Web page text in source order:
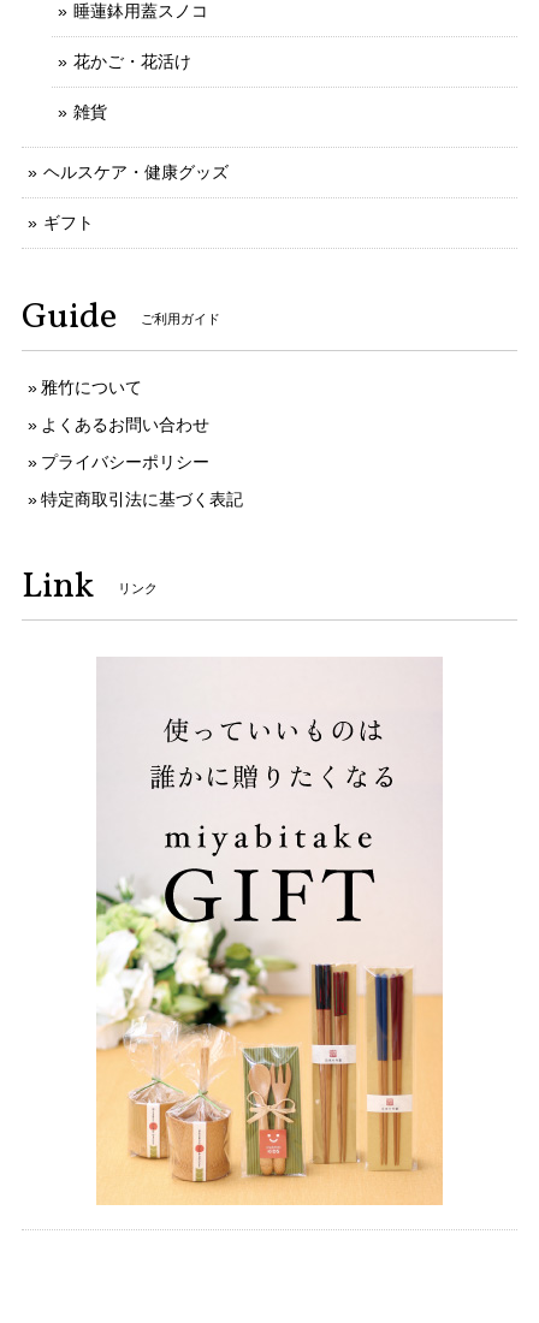
睡蓮鉢用蓋スノコ
花かご・花活け
雑貨
ヘルスケア・健康グッズ
ギフト
Guide ご利用ガイド
雅竹について
よくあるお問い合わせ
プライバシーポリシー
特定商取引法に基づく表記
Link リンク